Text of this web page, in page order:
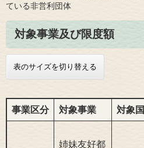
ている非営利団体
対象事業及び限度額
表のサイズを切り替える
事業区分 対象事業 対象国
姉妹友好都